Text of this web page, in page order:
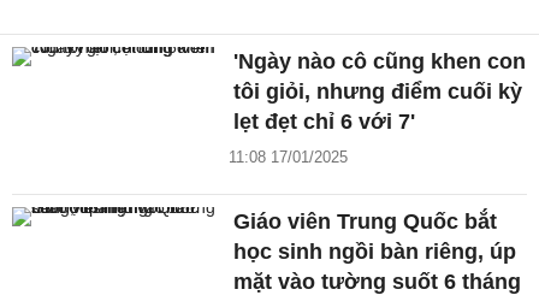
'Ngày nào cô cũng khen con
tôi giỏi, nhưng điểm cuối kỳ
lẹt đẹt chỉ 6 với 7'
11:08 17/01/2025
Giáo viên Trung Quốc bắt
học sinh ngồi bàn riêng, úp
mặt vào tường suốt 6 tháng